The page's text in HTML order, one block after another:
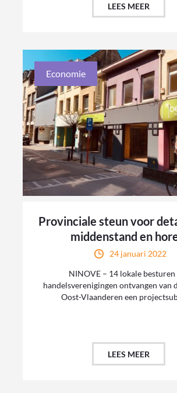
LEES MEER
Economie
Provinciale steun voor
middenstand en
24 januari 2022
NINOVE – 14 lokale besturen
handelsverenigingen ontvangen van
Oost-Vlaanderen een
LEES MEER